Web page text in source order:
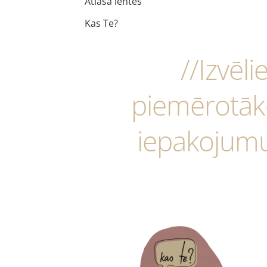
Kas Te?
//